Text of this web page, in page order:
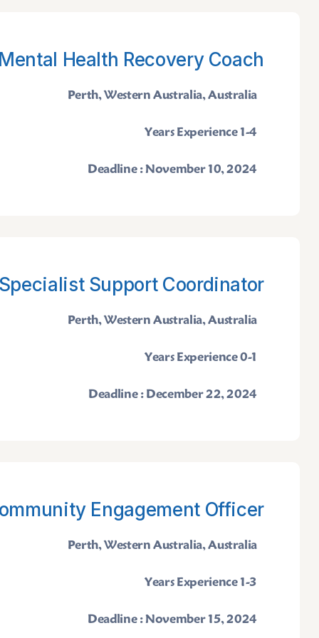
Health Recovery Coach
Perth, Western Australia, Australia
1-4 Years Experience
Deadline : November 10, 2024
Support Coordinator
Perth, Western Australia, Australia
0-1 Years Experience
Deadline : December 22, 2024
Engagement Officer
Perth, Western Australia, Australia
1-3 Years Experience
Deadline : November 15, 2024